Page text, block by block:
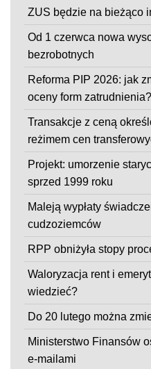
ZUS będzie na bieżąco
Od 1 czerwca nowa
bezrobotnych
Reforma PIP 2026: jak
oceny form zatrudnienia?
Transakcje z ceną
reżimem cen
Projekt: umorzenie
sprzed 1999 roku
Maleją wypłaty
cudzoziemców
RPP obniżyła stopy
Waloryzacja rent i
wiedzieć?
Do 20 lutego można
Ministerstwo Finansów
e-mailami